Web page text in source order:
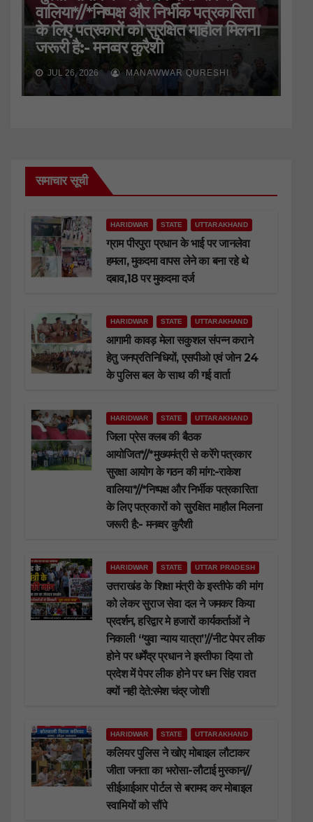
वालिया*//*निष्पक्ष और निर्भीक पत्रकारिता
के लिए पत्रकारों को सुरक्षित माहौल मिलना
जरूरी है:- मनव्वर कुरैशी
JUL 26, 2026 MANAWWAR QURESHI
समाचार सूची
HARIDWAR STATE UTTARAKHAND
ग्राम पीरपुरा प्रधान के भाई पर जानलेवा
हमला, मुकदमा वापस लेने का बना रहे थे
दबाव,18 पर मुकदमा दर्ज
HARIDWAR STATE UTTARAKHAND
आगामी कावड़ मेला सकुशल संपन्न कराने
हेतु जनप्रतिनिधियों, एसपीओ एवं जोन 24
के पुलिस बल के साथ की गई वार्ता
HARIDWAR STATE UTTARAKHAND
जिला प्रेस क्लब की बैठक
आयोजित*//*मुख्यमंत्री से करेंगे पत्रकार
सुरक्षा आयोग के गठन की मांग:-राकेश
वालिया*//*निष्पक्ष और निर्भीक पत्रकारिता
के लिए पत्रकारों को सुरक्षित माहौल मिलना
जरूरी है:- मनव्वर कुरैशी
HARIDWAR STATE UTTAR PRADESH
उत्तराखंड के शिक्षा मंत्री के इस्तीफे की मांग
को लेकर सुराज सेवा दल ने जमकर किया
प्रदर्शन, हरिद्वार मे हजारों कार्यकर्ताओं ने
निकाली “युवा न्याय यात्रा”//नीट पेपर लीक
होने पर धर्मेंद्र प्रधान ने इस्तीफा दिया तो
प्रदेश में पेपर लीक होने पर धन सिंह रावत
क्यों नही देते:रमेश चंद्र जोशी
HARIDWAR STATE UTTARAKHAND
कलियर पुलिस ने खोए मोबाइल लौटाकर
जीता जनता का भरोसा-लौटाई मुस्कान//
सीईआईआर पोर्टल से बरामद कर मोबाइल
स्वामियों को सौंपे